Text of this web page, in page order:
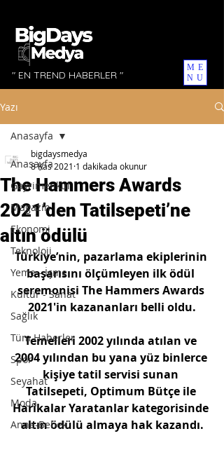
ME
NU
" EN TREND HABERLER "
Yazı
Anasayfa
Gayrimenkul
Magazin
Ekonomi
Teknoloji
Yeme - İçme
Kültür - Sanat
Sağlık
Tüm Haberler
Spor
Seyahat
Moda
Anne-Bebek
Anasayfa
The Hammers Awards
2021’den Tatilsepeti’ne
altın ödülü
bigdaysmedya
8 Kas 2021 1 dakikada okunur
Türkiye’nin, pazarlama ekiplerinin
başarısını ölçümleyen ilk ödül
seremonisi The Hammers Awards
2021′in kazananları belli oldu.
Temelleri 2002 yılında atılan ve
2004 yılından bu yana yüz binlerce
kişiye tatil servisi sunan
Tatilsepeti, Optimum Bütçe ile
Harikalar Yaratanlar kategorisinde
altın ödülü almaya hak kazandı.